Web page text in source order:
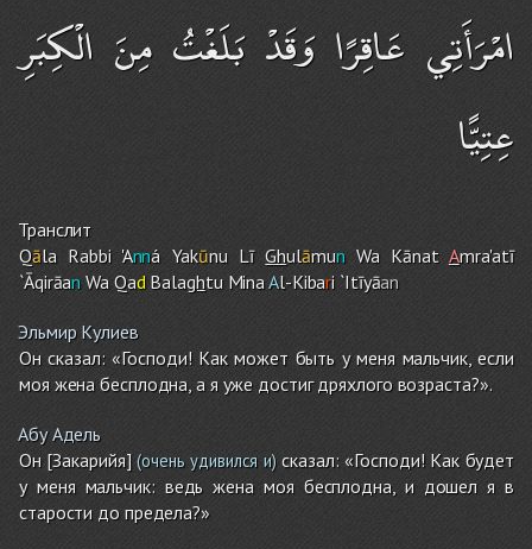
امْرَأَتِي عَاقِرًا وَقَدْ بَلَغْتُ مِنَ الْكِبَرِ
عِتِيًّا
Транслит
Qāla Rabbi 'Anná Yakūnu LīGhulāmunWa Kānat Amra'atī
`Āqirāan Wa QadBalaghtu MinaAl-Kibari `Itīyāan
Эльмир Кулиев
Он сказал: «Господи! Как может быть у меня мальчик, если
моя жена бесплодна, а я уже достиг дряхлого возраста?».
Абу Адель
Он [Закарийя](очень удивился и)сказал: «Господи! Как будет
у меня мальчик: ведь жена моя бесплодна, и дошел я в
старости до предела?»